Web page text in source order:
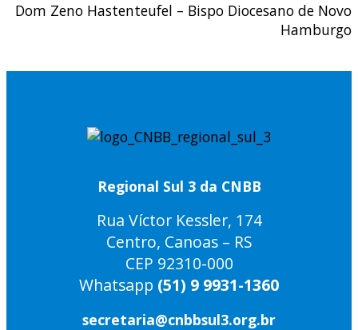
Dom Zeno Hastenteufel – Bispo Diocesano de Novo
Hamburgo
Regional Sul 3 da CNBB
Rua Víctor Kessler, 174
Centro, Canoas – RS
CEP 92310-000
Whatsapp (51) 9 9931-1360
secretaria@cnbbsul3.org.br